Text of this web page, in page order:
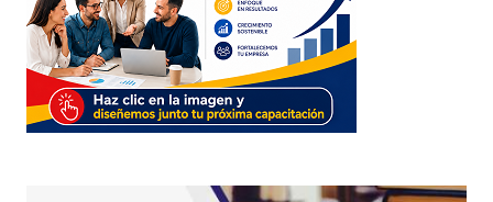
RELACIONADO CON LAS CRISIS
EMOCIONALES Y COMO PODEMOS SALIR
FORTALECIDOS DE ELLAS SIN CONTAMOS
CON APOYO ESPIRITUAL Y FAMILIAR.
JAVIER